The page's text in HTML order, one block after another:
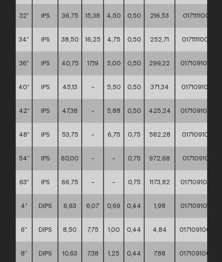
32″ IPS 36,75 15,38 4,50 0,50 216,53
34″ IPS 38,50 16,25 4,75 0,50 252,71
36″ IPS 40,75 17,19 5,00 0,50 299,22
40″ IPS 45,13 – 5,50 0,50 371,34
42″ IPS 47,38 – 5,88 0,50 425,24
48″ IPS 53,75 – 6,75 0,75 582,28
54″ IPS 60,00 – – 0,75 972,68
63″ IPS 66,75 – – 0,75 1173,82
4″ DIPS 6,63 6,07 0,69 0,44 1,98
6″ DIPS 8,50 7,75 1,00 0,44 4,84
8″ DIPS 10,63 7,38 1,25 0,44 7,88